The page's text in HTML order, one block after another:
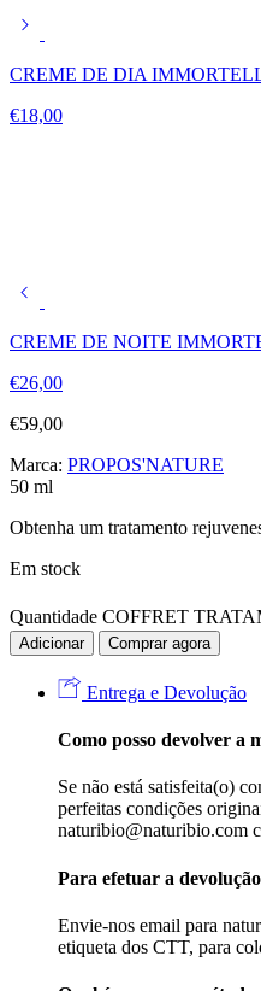
CREME DE DIA
€18,00
CREME DE NOITE
€26,00
€59,00
Marca: PROPOS'NATURE
50 ml
Obtenha um tratamento
Em stock
Quantidade COFFRET
Adicionar Comprar agora
Entrega e Devolução
Como posso devolver a
Se não está satisfeita(o)
perfeitas condições
naturibio@naturibio.com
Para efetuar a
Envie-nos email para
etiqueta dos CTT, para